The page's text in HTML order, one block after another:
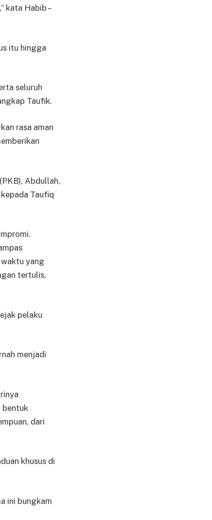
kata Habib –
itu hingga
seluruh
Taufik.
rasa aman
Abdullah,
Taufiq
yang
tertulis,
pelaku
menjadi
bentuk
dari
khusus di
ini bungkam